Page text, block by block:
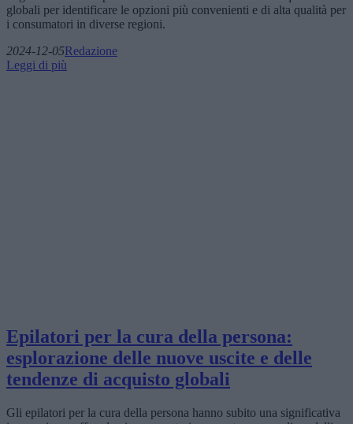
globali per identificare le opzioni più convenienti e di alta qualità per
i consumatori in diverse regioni.
2024-12-05Redazione
Leggi di più
Epilatori per la cura della persona:
esplorazione delle nuove uscite e delle
tendenze di acquisto globali
Gli epilatori per la cura della persona hanno subito una significativa